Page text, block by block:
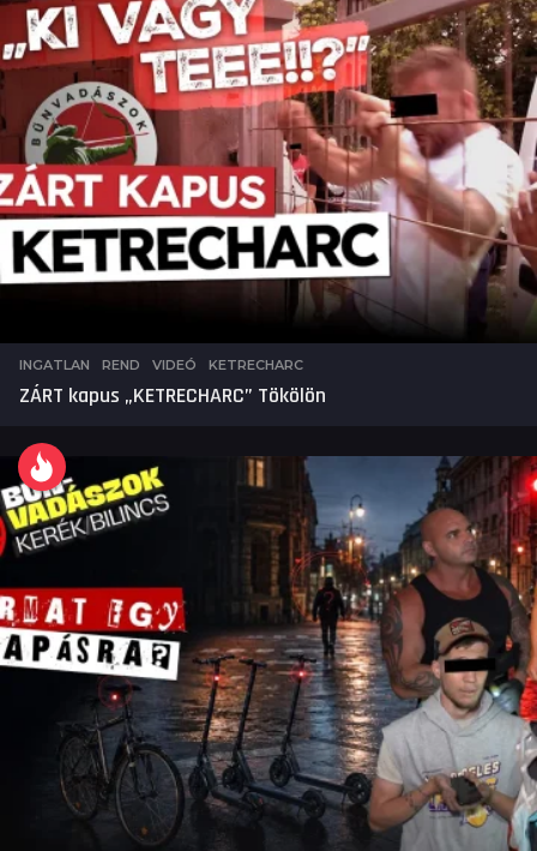
INGATLAN ,REND ,VIDEÓ KETRECHARC
ZÁRT kapus „KETRECHARC” Tökölön